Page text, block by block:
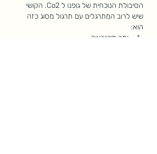
הסיבולת הנוכחית של גופנו ל Co2. הקושי
שיש לרוב המתרגלים עם תרגול מסוג כזה
הוא:
יתר מוטיבציה